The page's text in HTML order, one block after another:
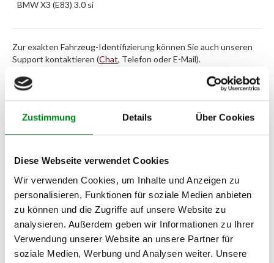
Zustimmung Details Über Cookies
Diese Webseite verwendet Cookies
Wir verwenden Cookies, um Inhalte und Anzeigen zu
personalisieren, Funktionen für soziale Medien anbieten
zu können und die Zugriffe auf unsere Website zu
analysieren. Außerdem geben wir Informationen zu Ihrer
Verwendung unserer Website an unsere Partner für
soziale Medien, Werbung und Analysen weiter. Unsere
BMW X3 (E83) 3.0 si
Zur exakten Fahrzeug-Identifizierung können Sie auch unseren
Support kontaktieren (Chat, Telefon oder E-Mail).
(2.1) und zu 3 (2.2) oder
Passendes Fahrzeug nicht dabei?
Oder einfachim Chatnachfragen.
Hersteller/EU Verantwortliche
Person
Hersteller
Unternehmensname: